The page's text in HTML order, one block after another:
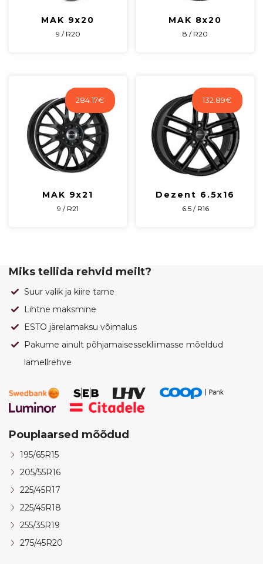
MAK 9x20
9 / R20
MAK 8x20
8 / R20
284.17€
MAK 9x21
9 / R21
132.89€
Dezent 6.5x16
6.5 / R16
Miks tellida rehvid meilt?
Suur valik ja kiire tarne
Lihtne maksmine
ESTO järelamaksu võimalus
Pakume ainult põhjamaisessekliimasse mõeldud
lamellrehve
Pouplaarsed mõõdud
195/65R15
205/55R16
225/45R17
225/45R18
255/35R19
275/45R20